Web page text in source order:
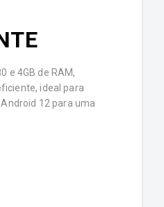
e 4GB de RAM,
ideal para
12 para uma